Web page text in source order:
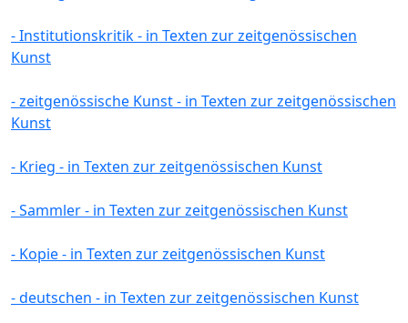
- Institutionskritik - in Texten zur zeitgenössischen
Kunst
- zeitgenössische Kunst - in Texten zur zeitgenössischen
Kunst
- Krieg - in Texten zur zeitgenössischen Kunst
- Sammler - in Texten zur zeitgenössischen Kunst
- Kopie - in Texten zur zeitgenössischen Kunst
- deutschen - in Texten zur zeitgenössischen Kunst